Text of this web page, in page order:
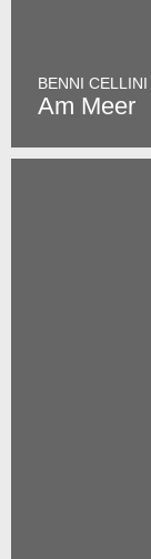
BENNI CELLINI
Am Meer